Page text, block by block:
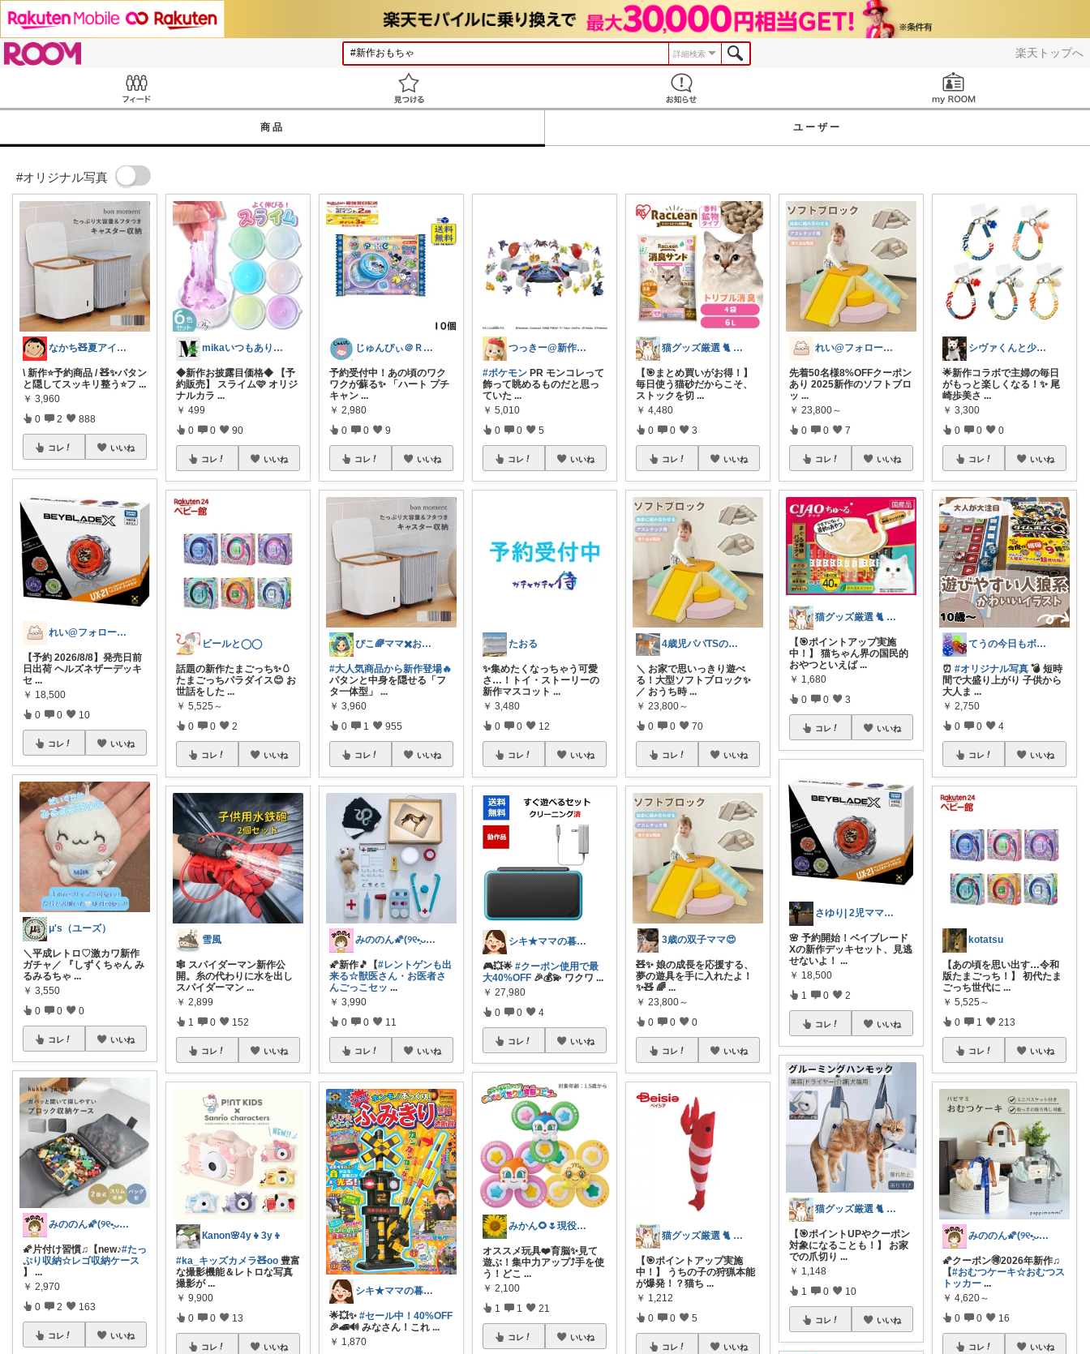
楽天トップへ
詳細検索
商品 ユーザー
#オリジナル写真
なかち🧸夏アイテム＆便利グッズ✨
\ 新作⭐️予約商品 / 🧸✨パタン
と隠してスッキリ整う⭐️フ ...
￥ 3,960
0 2 888
コレ いいね
れい@フォロー＆経由購入感謝です♪
【予約 2026/8/8】発売日前
日出荷 ヘルズネザーデッキ
セ ...
￥ 18,500
0 0 10
コレ いいね
μ's（ユーズ）
＼平成レトロ♡激カワ新作
ガチャ／ 『しずくちゃん み
るみるちゃ ...
￥ 3,550
0 0 0
コレ いいね
みののん🌠(୨୧•͈ᴗ•͈)感謝♡
🌠片付け習慣♫【new♪#たっ
ぷり収納☆レゴ収納ケース
】 ...
￥ 2,970
0 2 163
コレ いいね
mikaいつもありがとうございます🩷
◆新作お披露目価格◆ 【予
約販売】 スライム🩷 オリジ
ナルカラ ...
￥ 499
0 0 90
コレ いいね
ビールと◯◯
話題の新作たまごっち✨🥚
たまごっちパラダイス😊 お
世話をした ...
￥ 5,525～
0 0 2
コレ いいね
雪風
🕸 スパイダーマン新作公
開。糸の代わりに水を出し
スパイダーマン ...
￥ 2,899
1 0 152
コレ いいね
Кanon🌸4y👧3y👦
#ka_キッズカメラ🧸oo 豊富
な撮影機能＆レトロな写真
撮影が ...
￥ 9,900
0 0 13
コレ いいね
じゅんぴぃ＠ＲＯＯＭ
予約受付中！あの頃のワク
ワクが蘇る✨ 「ハート プチ
キャン...
￥ 2,980
0 0 9
コレ いいね
ぴこ🌈ママ✖️お洒落✖️お得
#大人気商品から新作登場🔥
パタンと中身を隠せる「フ
タ一体型」
...
￥ 3,960
0 1 955
コレ いいね
みののん🌠(୨୧•͈ᴗ•͈)感謝♡
🌠新作🎵【#レントゲンも出
来る☆獣医さん・お医者さ
んごっこセッ ...
￥ 3,990
0 0 11
コレ いいね
シキ★ママの暮らし、キッズ
🌟💥✨#セール中！40%OFF
🎉🚄🔊 みなさん！これ ...
￥ 1,870
つっきー@新作アイテム
#ポケモン PR モンコレって
飾って眺めるものだと思っ
ていた ...
￥ 5,010
0 0 5
コレ いいね
たおる
✨集めたくなっちゃう可愛
さ…！トイ・ストーリーの
新作マスコット ...
￥ 3,480
0 0 12
コレ いいね
シキ★ママの暮らし、キッズ
🎮💥🌟#クーポン使用で最
大40%OFF 🎉💰💫 ワクワ ...
￥ 27,980
0 0 4
コレ いいね
みかん🌻🌷現役幼稚園教諭&保育士❤️
オススメ玩具❤️育脳✨見て
遊ぶ！集中力アップ⤴️手を使
う！どこ ...
￥ 2,100
1 1 21
コレ いいね
猫グッズ厳選 🐈 にゃん具市場 🌈
【🎯まとめ買いがお得！】
毎日使う猫砂だからこそ、
ストックを切 ...
￥ 4,480
0 0 3
コレ いいね
4歳児パパTSの育児おたすけROOM🎁
＼ お家で思いっきり遊べ
る！大型ソフトブロック✨
／ おうち時 ...
￥ 23,800～
0 0 70
コレ いいね
3歳の双子ママ😍
🧸✨ 娘の成長を応援する、
夢の遊具を手に入れたよ！
✨🧸 🌈...
￥ 23,800～
0 0 0
コレ いいね
猫グッズ厳選 🐈 にゃん具市場 🌈
【🎯ポイントアップ実施
中！】 うちの子の狩猟本能
が爆発！？猫ち ...
￥ 1,212
0 0 5
コレ いいね
れい@フォロー＆経由購入感謝です♪
先着50名様8%OFFクーポン
あり 2025新作のソフトブロ
ッ ...
￥ 23,800～
0 0 7
コレ いいね
猫グッズ厳選 🐈 にゃん具市場 🌈
【🎯ポイントアップ実施
中！】 猫ちゃん界の国民的
おやつといえば ...
￥ 1,680
0 0 3
コレ いいね
さゆり| 2児ママお買い物メモ🧸
🌸 予約開始！ベイブレード
Xの新作デッキセット、見逃
せないよ！ ...
￥ 18,500
1 0 2
コレ いいね
猫グッズ厳選 🐈 にゃん具市場 🌈
【🎯ポイントUPやクーポン
対象になることも！】 お家
での爪切り ...
￥ 1,148
1 0 10
コレ いいね
シヴァくんと少佐のROOM
🌟新作コラボで主婦の毎日
がもっと楽しくなる！✨ 尾
崎歩美さ ...
￥ 3,300
0 0 0
コレ いいね
てうの今日もボードゲーム日和
⏰#オリジナル写真 💣 短時
間で大盛り上がり 子供から
大人ま ...
￥ 2,750
0 0 4
コレ いいね
kotatsu
【あの頃を思い出す…令和
版たまごっち！】 初代たま
ごっち世代に ...
￥ 5,525～
0 1 213
コレ いいね
みののん🌠(୨୧•͈ᴗ•͈)感謝♡
🌠クーポン🉐2026年新作♫
【#おむつケーキ☆おむつス
トッカー ...
￥ 4,620～
0 0 16
コレ いいね